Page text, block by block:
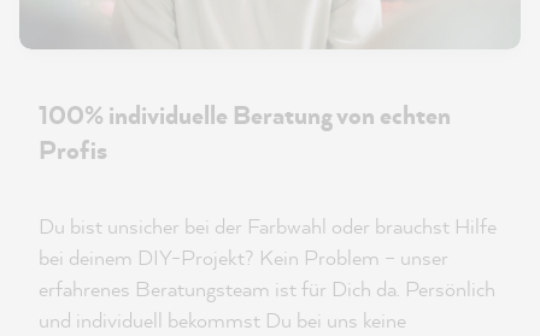
100% individuelle Beratung von echten
Profis
Du bist unsicher bei der Farbwahl oder brauchst Hilfe
bei deinem DIY-Projekt? Kein Problem – unser
erfahrenes Beratungsteam ist für Dich da. Persönlich
und individuell bekommst Du bei uns keine